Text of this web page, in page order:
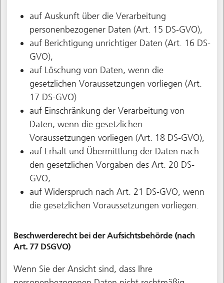
auf Auskunft über die Verarbeitung
personenbezogener Daten (Art. 15 DS-GVO),
auf Berichtigung unrichtiger Daten (Art. 16 DS-
GVO),
auf Löschung von Daten, wenn die
gesetzlichen Voraussetzungen vorliegen (Art.
17 DS-GVO)
auf Einschränkung der Verarbeitung von
Daten, wenn die gesetzlichen
Voraussetzungen vorliegen (Art. 18 DS-GVO),
auf Erhalt und Übermittlung der Daten nach
den gesetzlichen Vorgaben des Art. 20 DS-
GVO,
auf Widerspruch nach Art. 21 DS-GVO, wenn
die gesetzlichen Voraussetzungen vorliegen.
Beschwerderecht bei der Aufsichtsbehörde (nach
Art. 77 DSGVO)
Wenn Sie der Ansicht sind, dass Ihre